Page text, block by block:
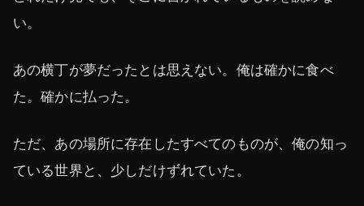
い。
あの横丁が夢だったとは思えない。俺は確かに食べ
た。確かに払った。
ただ、あの場所に存在したすべてのものが、俺の知っ
ている世界と、少しだけずれていた。